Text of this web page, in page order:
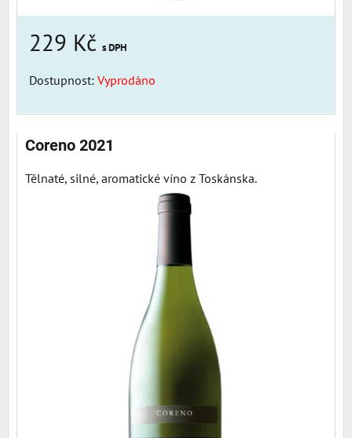
229 Kč s DPH
Dostupnost: Vyprodáno
Coreno 2021
Tělnaté, silné, aromatické víno z Toskánska.